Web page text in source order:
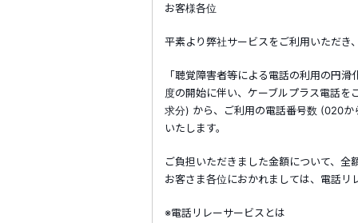
お客様各位
平素より弊社サービスをご利用いただき
「聴覚障害者等による電話の利用の円
度の開始に伴い、ケーブルプラス電話
求分) から、ご利用の電話番号数 (020
いたします。
ご負担いただきました金額について、全
お客さま各位におかれましては、電話リ
※電話リレーサービスとは